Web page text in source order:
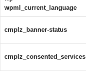
wpml_current_language
cmplz_banner-status
cmplz_consented_services